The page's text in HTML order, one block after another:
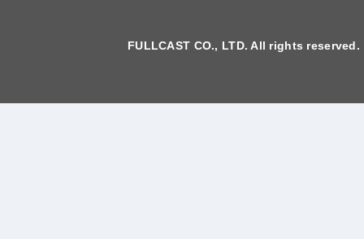
FULLCAST CO., LTD. All rights reserved.